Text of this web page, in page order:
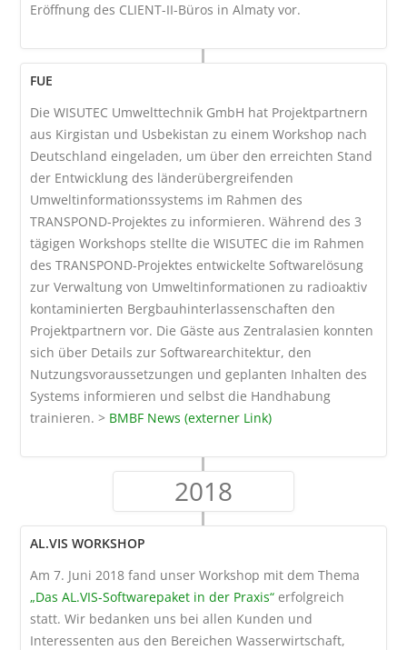
Eröffnung des CLIENT-II-Büros in Almaty vor.
FUE
Die WISUTEC Umwelttechnik GmbH hat Projektpartnern
aus Kirgistan und Usbekistan zu einem Workshop nach
Deutschland eingeladen, um über den erreichten Stand
der Entwicklung des länderübergreifenden
Umweltinformationssystems im Rahmen des
TRANSPOND-Projektes zu informieren. Während des 3
tägigen Workshops stellte die WISUTEC die im Rahmen
des TRANSPOND-Projektes entwickelte Softwarelösung
zur Verwaltung von Umweltinformationen zu radioaktiv
kontaminierten Bergbauhinterlassenschaften den
Projektpartnern vor. Die Gäste aus Zentralasien konnten
sich über Details zur Softwarearchitektur, den
Nutzungsvoraussetzungen und geplanten Inhalten des
Systems informieren und selbst die Handhabung
trainieren. > BMBF News (externer Link)
2018
AL.VIS WORKSHOP
Am 7. Juni 2018 fand unser Workshop mit dem Thema
„Das AL.VIS-Softwarepaket in der Praxis“ erfolgreich
statt. Wir bedanken uns bei allen Kunden und
Interessenten aus den Bereichen Wasserwirtschaft,